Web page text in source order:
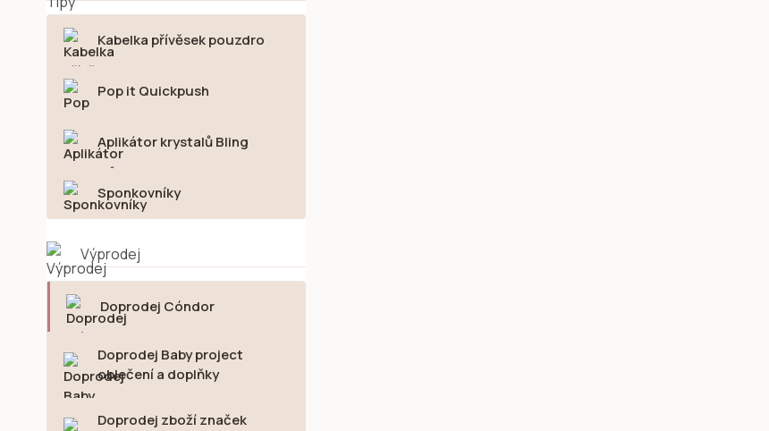
Kabelka přívěsek pouzdro
Pop it Quickpush
Aplikátor krystalů Bling
Sponkovníky
Výprodej
Doprodej Cóndor
Doprodej Baby project
oblečení a doplňky
Doprodej zboží značek